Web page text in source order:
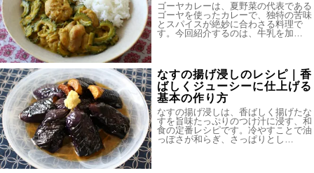
ゴーヤカレーは、夏野菜の代表である
ゴーヤを使ったカレーで、独特の苦味
とスパイスが絶妙に合わさる料理で
す。今回紹介するのは、牛乳を加…
なすの揚げ浸しのレシピ｜香
ばしくジューシーに仕上げる
基本の作り方
なすの揚げ浸しは、香ばしく揚げたな
すを旨味たっぷりのつけ汁に浸す、和
食の定番レシピです。冷やすことで油
っぽさが和らぎ、さっぱりとし…